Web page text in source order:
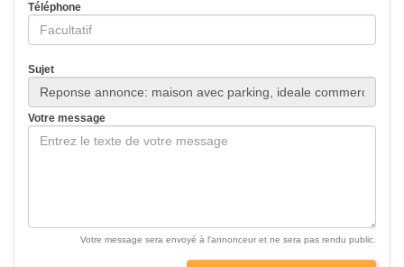
Téléphone
Sujet
Votre message
Votre message sera envoyé à l'annonceur et ne sera pas rendu public.